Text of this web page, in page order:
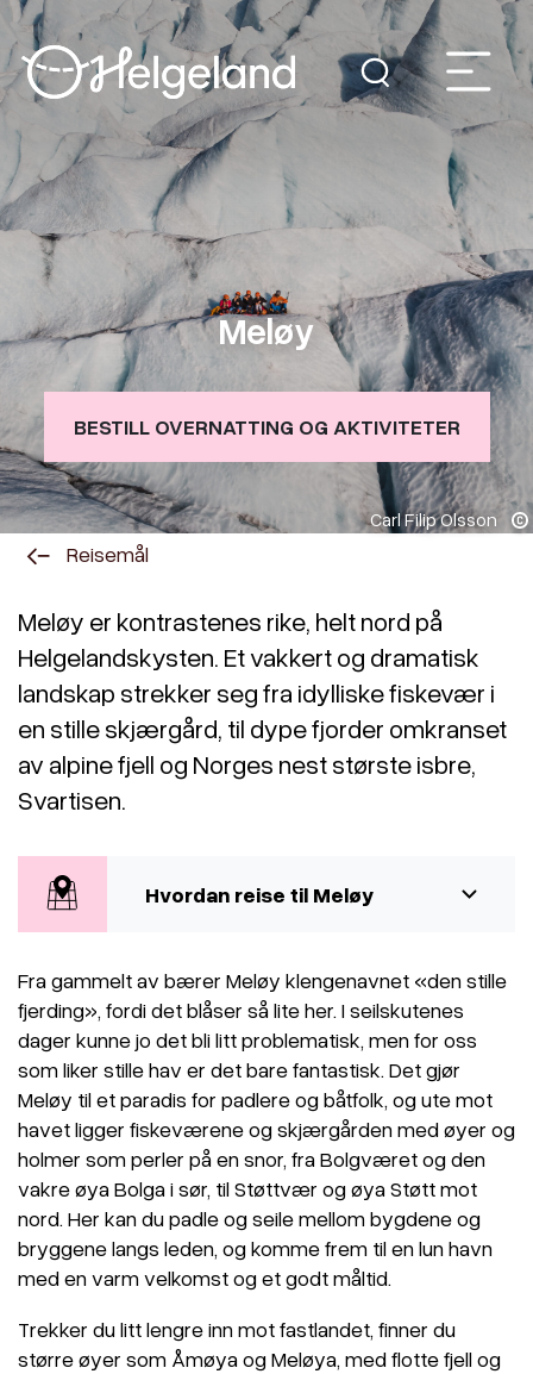
Carl Filip Olsson
Meløy
BESTILL OVERNATTING OG AKTIVITETER
Reisemål
Meløy er kontrastenes rike, helt nord på
Helgelandskysten. Et vakkert og dramatisk
landskap strekker seg fra idylliske fiskevær i
en stille skjærgård, til dype fjorder omkranset
av alpine fjell og Norges nest største isbre,
Svartisen.
Hvordan reise til Meløy
Fra gammelt av bærer Meløy klengenavnet «den stille
fjerding», fordi det blåser så lite her. I seilskutenes
dager kunne jo det bli litt problematisk, men for oss
som liker stille hav er det bare fantastisk. Det gjør
Meløy til et paradis for padlere og båtfolk, og ute mot
havet ligger fiskeværene og skjærgården med øyer og
holmer som perler på en snor, fra Bolgværet og den
vakre øya Bolga i sør, til Støttvær og øya Støtt mot
nord. Her kan du padle og seile mellom bygdene og
bryggene langs leden, og komme frem til en lun havn
med en varm velkomst og et godt måltid.
Trekker du litt lengre inn mot fastlandet, finner du
større øyer som Åmøya og Meløya, med flotte fjell og